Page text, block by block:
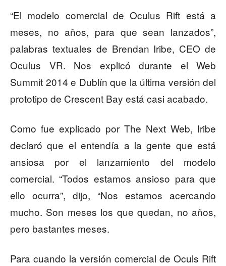
“El modelo comercial de Oculus Rift está a
meses, no años, para que sean lanzados”,
palabras textuales de Brendan Iribe, CEO de
Oculus VR. Nos explicó durante el Web
Summit 2014 e Dublín que la última versión del
prototipo de Crescent Bay está casi acabado.
Como fue explicado por The Next Web, Iribe
declaró que el entendía a la gente que está
ansiosa por el lanzamiento del modelo
comercial. “Todos estamos ansioso para que
ello ocurra”, dijo, “Nos estamos acercando
mucho. Son meses los que quedan, no años,
pero bastantes meses.
Para cuando la versión comercial de Oculs Rift